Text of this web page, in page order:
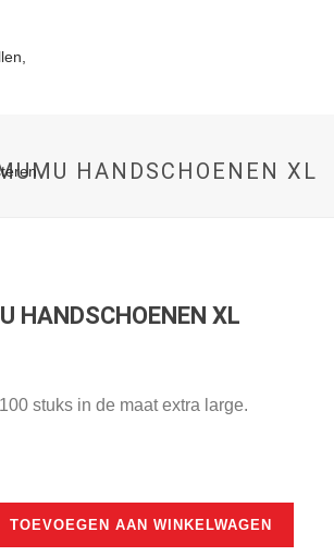
HANDSCHOENEN XL
HANDSCHOENEN XL
stuks in de maat extra large.
TOEVOEGEN AAN WINKELWAGEN